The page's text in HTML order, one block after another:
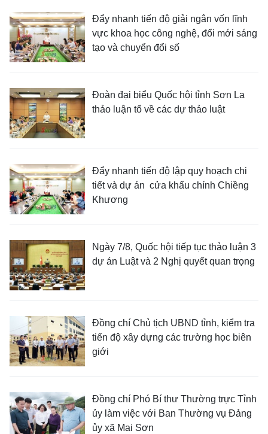
Đẩy nhanh tiến độ giải ngân vốn lĩnh
vực khoa học công nghệ, đổi mới sáng
tạo và chuyển đổi số
Đoàn đại biểu Quốc hội tỉnh Sơn La
thảo luận tổ về các dự thảo luật
Đẩy nhanh tiến độ lập quy hoạch chi
tiết và dự án cửa khẩu chính Chiềng
Khương
Ngày 7/8, Quốc hội tiếp tục thảo luận 3
dự án Luật và 2 Nghị quyết quan trọng
Đồng chí Chủ tịch UBND tỉnh, kiểm tra
tiến độ xây dựng các trường học biên
giới
Đồng chí Phó Bí thư Thường trực Tỉnh
ủy làm việc với Ban Thường vụ Đảng
ủy xã Mai Sơn